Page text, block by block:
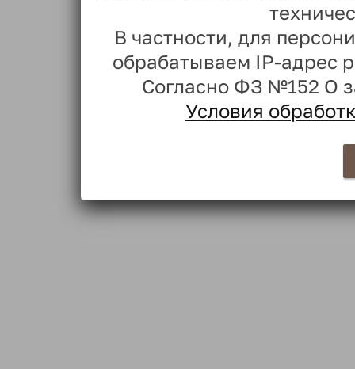
В частности, для
обрабатываем IP-адрес
Согласно ФЗ №152 О
Условия